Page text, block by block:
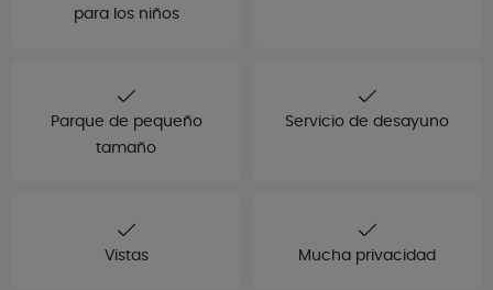
para los niños
Parque de pequeño
tamaño
Servicio de desayuno
Vistas Mucha privacidad